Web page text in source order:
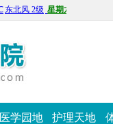
医学园地 护理天地